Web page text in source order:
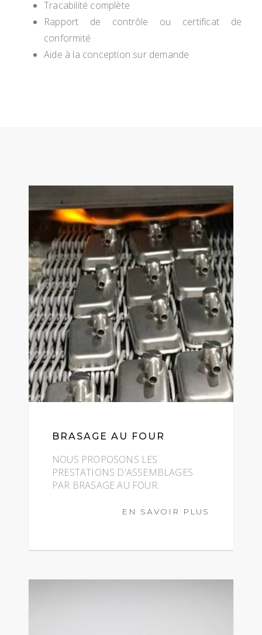
Tracabilité complète
Rapport de contrôle ou certificat de
conformité
Aide à la conception sur demande
BRASAGE AU FOUR
NOUS PROPOSONS LES
PRESTATIONS D'ASSEMBLAGES
PAR BRASAGE AU FOUR.
EN SAVOIR PLUS